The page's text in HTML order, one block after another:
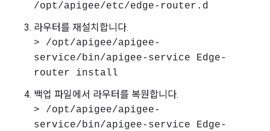
/opt/apigee/etc/edge-router.d
라우터를 재설치합니다.
> /opt/apigee/apigee-
service/bin/apigee-service Edge-
router install
백업 파일에서 라우터를 복원합니다.
> /opt/apigee/apigee-
service/bin/apigee-service Edge-